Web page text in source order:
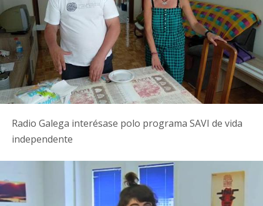
Radio Galega interésase polo programa SAVI de vida
independente